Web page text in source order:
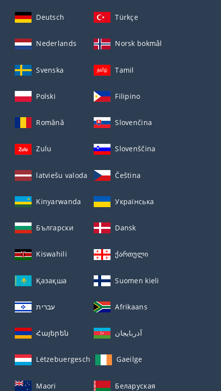
Deutsch Türkçe
Nederlands Norsk bokmål
Svenska Tamil
Polski Filipino
Română Slovenčina
Zulu Slovenščina
latviešu valoda Čeština
Kinyarwanda Українська
Български Dansk
Kiswahili ქართული
Қазақша Suomen kieli
עברית Afrikaans
Հայերեն آذربايجان
Lëtzebuergesch Gaeilge
Maori Беларуская